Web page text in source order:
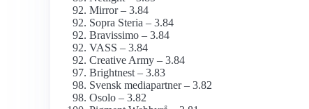
Mirror – 3.84
Sopra Steria – 3.84
Bravissimo – 3.84
VASS – 3.84
Creative Army – 3.84
Brightnest – 3.83
Svensk mediapartner – 3.82
Osolo – 3.82